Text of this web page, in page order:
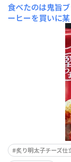
食べたのは鬼旨
ーヒーを買いに
ズ仕立て」発見
べるのが楽しみ
パーをカリカ
炙り明太子チーズ仕